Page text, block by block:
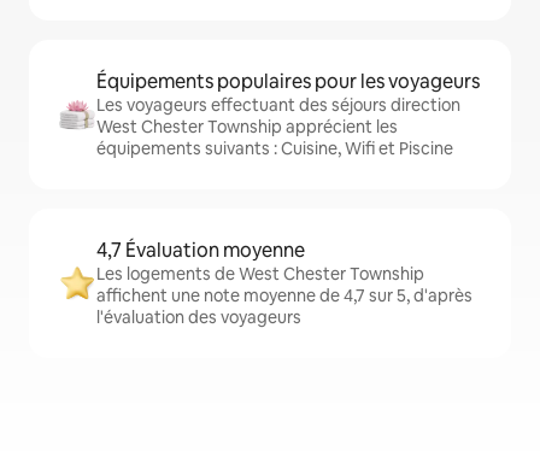
Équipements populaires pour les voyageurs
Les voyageurs effectuant des séjours direction
West Chester Township apprécient les
équipements suivants : Cuisine, Wifi et Piscine
4,7 Évaluation moyenne
Les logements de West Chester Township
affichent une note moyenne de 4,7 sur 5, d'après
l'évaluation des voyageurs